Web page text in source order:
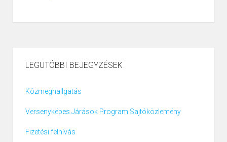
LEGUTÓBBI BEJEGYZÉSEK
Közmeghallgatás
Versenyképes Járások Program Sajtóközlemény
Fizetési felhívás